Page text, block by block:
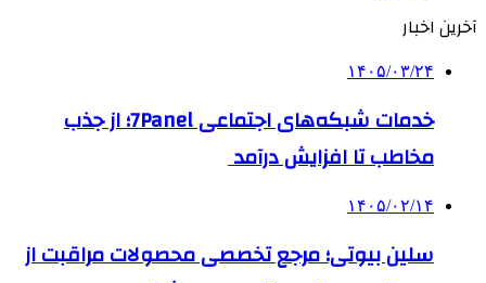
آخرین اخبار
۱۴۰۵/۰۳/۲۴
خدمات شبکه‌های اجتماعی 7Panel؛ از جذب
مخاطب تا افزایش درآمد
۱۴۰۵/۰۲/۱۴
سلین بیوتی؛ مرجع تخصصی محصولات مراقبت از